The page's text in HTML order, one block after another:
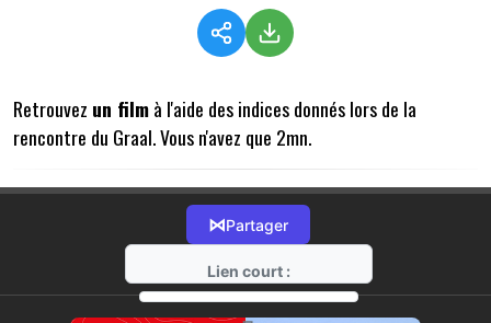
Retrouvez un filmà l'aide des indices donnés lors de la
rencontre du Graal. Vous n'avez que 2mn.
⋈Partager
Lien court :
https://radio-g.fr?12102